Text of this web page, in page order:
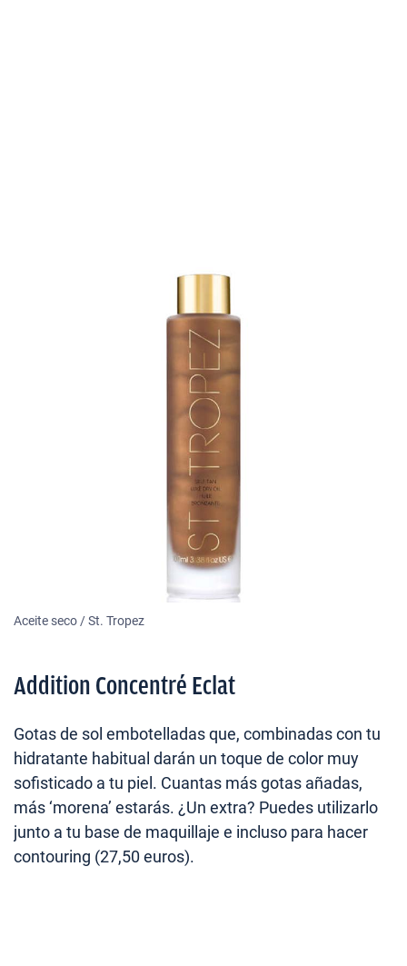
Aceite seco / St. Tropez
Addition Concentré Eclat
Gotas de sol embotelladas que, combinadas con tu
hidratante habitual darán un toque de color muy
sofisticado a tu piel. Cuantas más gotas añadas,
más ‘morena’ estarás. ¿Un extra? Puedes utilizarlo
junto a tu base de maquillaje e incluso para hacer
contouring (27,50 euros).